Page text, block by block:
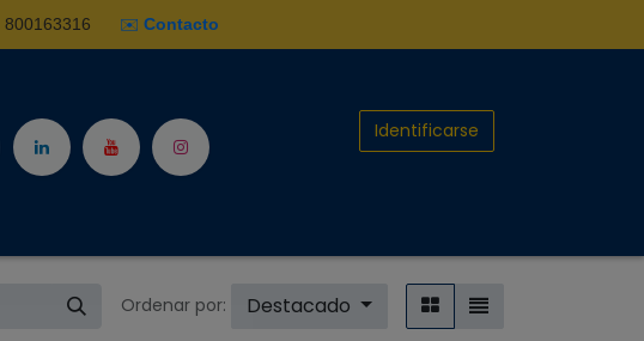
800163316 ✉️ Contacto
Identificarse
Ordenar por: Destacado